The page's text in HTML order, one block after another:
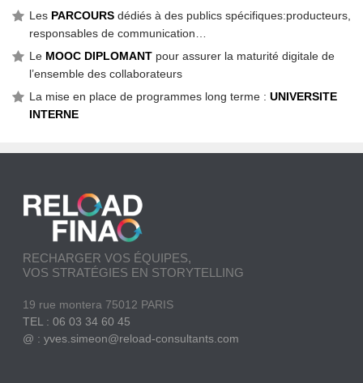
Les PARCOURS dédiés à des publics spécifiques:producteurs,
responsables de communication…
Le MOOC DIPLOMANT pour assurer la maturité digitale de
l’ensemble des collaborateurs
La mise en place de programmes long terme : UNIVERSITE
INTERNE
RECHARGER VOS ÉQUIPES,
VOS STRATÉGIES EN STORYTELLING
19 rue montera 75012 PARIS
TEL : 06 03 34 60 45
@ : yves.simeon@reload-consultants.com